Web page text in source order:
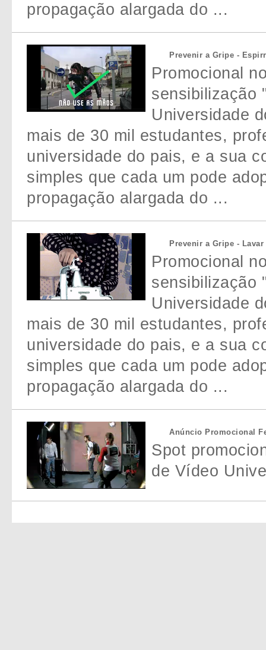
propagação alargada do ...
Prevenir a Gripe -
Promocional
sensibilização
Universidade
mais de 30 mil estudantes,
universidade do pais, e a sua
simples que cada um pode
propagação alargada do ...
Prevenir a Gripe - Lavar
Promocional
sensibilização
Universidade
mais de 30 mil estudantes,
universidade do pais, e a sua
simples que cada um pode
propagação alargada do ...
Anúncio Promocional
Spot
de Vídeo